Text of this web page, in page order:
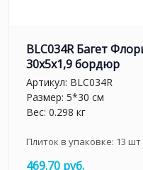
BLC034R Багет
30x5x1,9 бордюр
Артикул: BLC034R
Размер: 5*30 см
Вес: 0.298 кг
Плиток в упаковке: 13 шт
469.70 руб.